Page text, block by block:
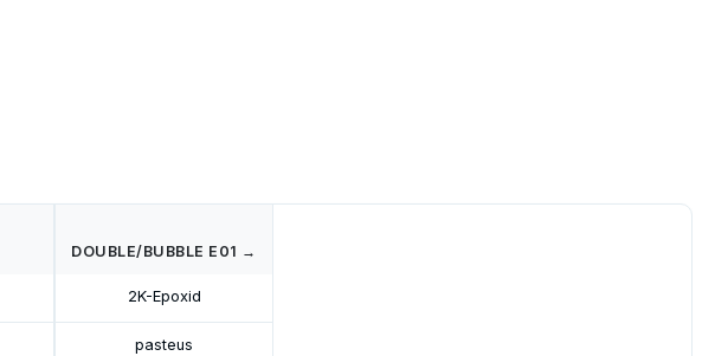
DOUBLE/BUBBLE E01 →
2K-Epoxid
pasteus